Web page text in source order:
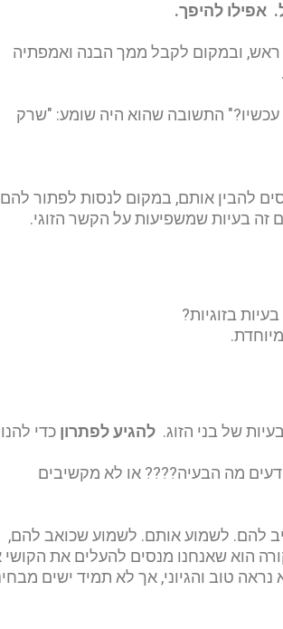
אפילו להיפך.
ראש, ובמקום לקבל ממך הבנה ואמפתיה
עכשיו?" התשובה שהוא היה שומע: "שרק
להבין אותם, במקום לנסות לפתור להם
זה בעיות שמשפיעות על הקשר הזוגי.
בזוגיות?
של בני הזוג.להגיע לפתרון כדי
מה הבעיה???? או לא מקשיבים
להם. לשמוע אותם. לשמוע שכואב להם,
הוא שאנחנו מנסים להעלים את הקושי
טוב והגיוני, אך לא תמיד ישים